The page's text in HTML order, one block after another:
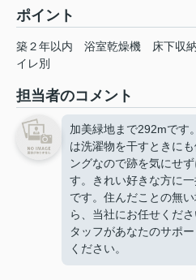
ポイント
築２年以内 浴室乾燥機 床下収納
イレ別
担当者のコメント
加美緑地まで292mです
は洗濯物を干すときに
ングなので跡を気にせ
す。きれい好きな方に
です。住んだことの無
ら、当社にお任せくだ
タッフがあなたのサポ
ください。